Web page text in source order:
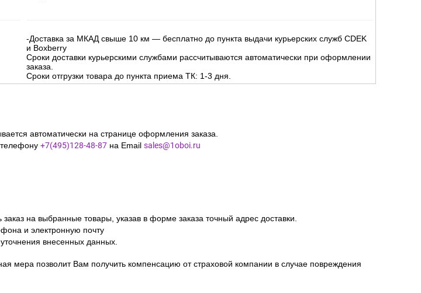
-Доставка за МКАД свыше 10 км — бесплатно до пункта выдачи курьерских служб CDEK
и Boxberry
Сроки доставки курьерскими службами рассчитываются автоматически при оформлении
заказа.
Сроки отгрузки товара до пункта приема ТК: 1-3 дня.
автоматически на странице оформления заказа.
+7(495)128-48-87 на Email sales@1oboi.ru
на выбранные товары, указав в форме заказа точный адрес доставки.
и электронную почту
внесенных данных.
мера позволит Вам получить компенсацию от страховой компании в случае повреждения